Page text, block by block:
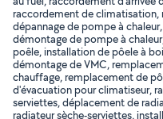
raccordement de
dépannage de pompe à
démontage de pompe à
poêle, installation de pôele à
démontage de VMC,
chauffage, remplacement de
d'évacuation pour climatiseur,
serviettes, déplacement de
radiateur sèche-serviettes,